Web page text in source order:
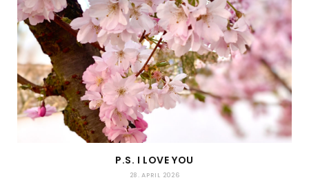
P.S. I LOVE YOU
28. APRIL 2026